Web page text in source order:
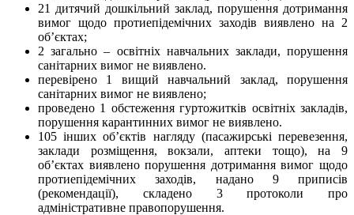
21 дитячий дошкільний заклад, порушення дотримання
вимог щодо протиепідемічних заходів виявлено на 2
об’єктах;
2 загально – освітніх навчальних заклади, порушення
санітарних вимог не виявлено.
перевірено 1 вищий навчальний заклад, порушення
санітарних вимог не виявлено;
проведено 1 обстеження гуртожитків освітніх закладів,
порушення карантинних вимог не виявлено.
105 інших об’єктів нагляду (пасажирські перевезення,
заклади розміщення, вокзали, аптеки тощо), на 9
об’єктах виявлено порушення дотримання вимог щодо
протиепідемічних заходів, надано 9 приписів
(рекомендації), складено 3 протоколи про
адміністративне правопорушення.